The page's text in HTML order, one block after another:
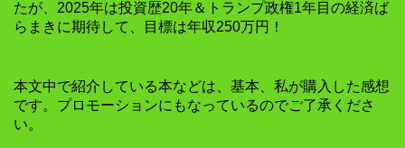
たが、2025年は投資歴20年＆トランプ政権1年目の経済ば
らまきに期待して、目標は年収250万円！
本文中で紹介している本などは、基本、私が購入した感想
です。プロモーションにもなっているのでご了承くださ
い。